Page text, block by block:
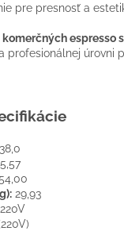
pre presnosť a
espresso
profesionálnej úrovni
38,0
29,93
220V